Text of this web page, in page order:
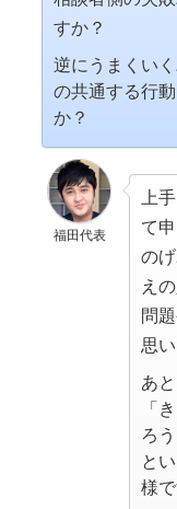
すか？
逆にうまくい
の共通する行
か？
福田代表
上
て
の
え
問
思い
あ
「
ろ
と
様で